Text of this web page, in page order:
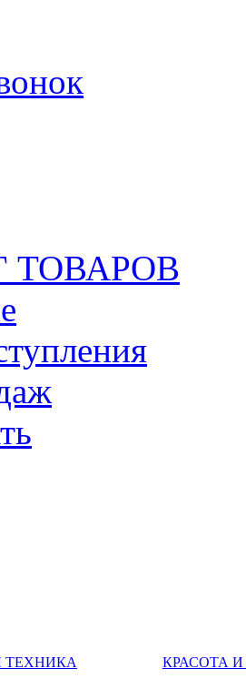
ТОВАРОВ
ТЕХНИКА
КРАСОТА И